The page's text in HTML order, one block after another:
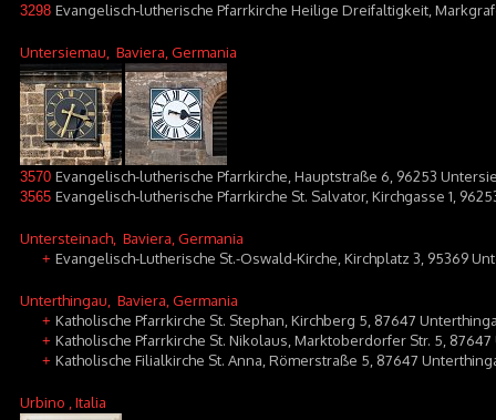
3298 Evangelisch-lutherische Pfarrkirche Heilige Dreifaltigkeit,
Untersiemau , Baviera, Germania
3570 Evangelisch-lutherische Pfarrkirche, Hauptstraße 6, 96253
3565 Evangelisch-lutherische Pfarrkirche St. Salvator, Kirchgasse 1,
Untersteinach , Baviera, Germania
+ Evangelisch-Lutherische St.-Oswald-Kirche, Kirchplatz 3, 95369
Unterthingau , Baviera, Germania
+ Katholische Pfarrkirche St. Stephan, Kirchberg 5, 87647
+ Katholische Pfarrkirche St. Nikolaus, Marktoberdorfer Str. 5,
+ Katholische Filialkirche St. Anna, Römerstraße 5, 87647
Urbino , Italia